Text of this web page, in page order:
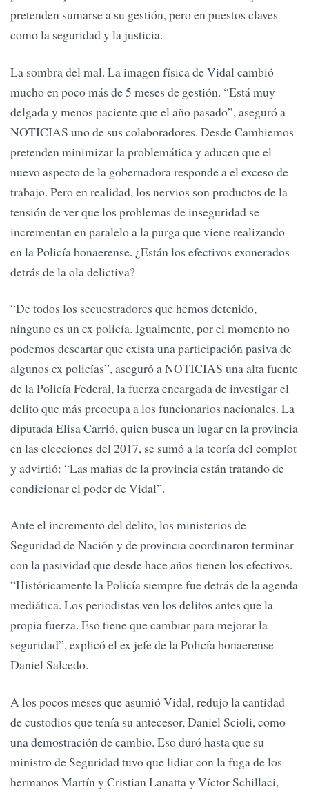
pretenden sumarse a su gestión, pero en puestos claves
como la seguridad y la justicia.
La sombra del mal. La imagen física de Vidal cambió
mucho en poco más de 5 meses de gestión. “Está muy
delgada y menos paciente que el año pasado”, aseguró a
NOTICIAS uno de sus colaboradores. Desde Cambiemos
pretenden minimizar la problemática y aducen que el
nuevo aspecto de la gobernadora responde a el exceso de
trabajo. Pero en realidad, los nervios son productos de la
tensión de ver que los problemas de inseguridad se
incrementan en paralelo a la purga que viene realizando
en la Policía bonaerense. ¿Están los efectivos exonerados
detrás de la ola delictiva?
“De todos los secuestradores que hemos detenido,
ninguno es un ex policía. Igualmente, por el momento no
podemos descartar que exista una participación pasiva de
algunos ex policías”, aseguró a NOTICIAS una alta fuente
de la Policía Federal, la fuerza encargada de investigar el
delito que más preocupa a los funcionarios nacionales. La
diputada Elisa Carrió, quien busca un lugar en la provincia
en las elecciones del 2017, se sumó a la teoría del complot
y advirtió: “Las mafias de la provincia están tratando de
condicionar el poder de Vidal”.
Ante el incremento del delito, los ministerios de
Seguridad de Nación y de provincia coordinaron terminar
con la pasividad que desde hace años tienen los efectivos.
“Históricamente la Policía siempre fue detrás de la agenda
mediática. Los periodistas ven los delitos antes que la
propia fuerza. Eso tiene que cambiar para mejorar la
seguridad”, explicó el ex jefe de la Policía bonaerense
Daniel Salcedo.
A los pocos meses que asumió Vidal, redujo la cantidad
de custodios que tenía su antecesor, Daniel Scioli, como
una demostración de cambio. Eso duró hasta que su
ministro de Seguridad tuvo que lidiar con la fuga de los
hermanos Martín y Cristian Lanatta y Víctor Schillaci,